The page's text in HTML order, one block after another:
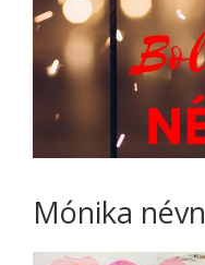
Mónika